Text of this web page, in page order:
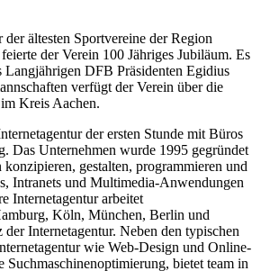
ältesten Sportvereine der Region
der Verein 100 Jähriges Jubiläum. Es
Langjährigen DFB Präsidenten Egidius
verfügt der Verein über die
Kreis Aachen.
der ersten Stunde mit Büros
Das Unternehmen wurde 1995 gegründet
konzipieren, gestalten, programmieren und
Intranets und Multimedia-Anwendungen
Internetagentur arbeitet
Köln, München, Berlin und
der Internetagentur. Neben den typischen
wie Web-Design und Online-
Suchmaschinenoptimierung, bietet team in